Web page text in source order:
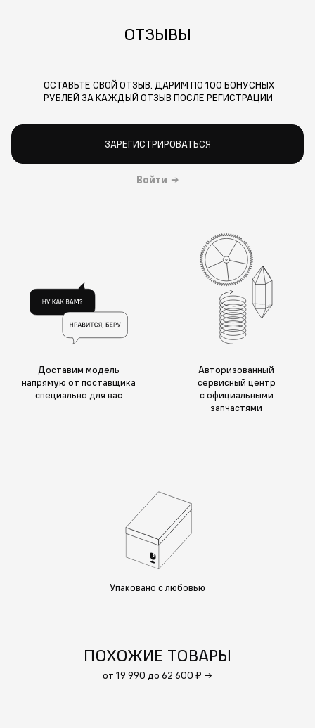
ОТЗЫВЫ
ОСТАВЬТЕ СВОЙ ОТЗЫВ. ДАРИМ ПО 100 БОНУСНЫХ
РУБЛЕЙ ЗА КАЖДЫЙ ОТЗЫВ ПОСЛЕ РЕГИСТРАЦИИ
ЗАРЕГИСТРИРОВАТЬСЯ
Войти →
Доставим модель
напрямую от поставщика
специально для вас
Авторизованный
сервисный центр
с официальными
запчастями
Упаковано с любовью
ПОХОЖИЕ ТОВАРЫ
от 19 990 до 62 600 ₽ →